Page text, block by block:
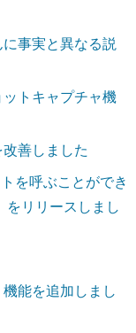
事実と異なる説
トキャプチャ機
善しました
を呼ぶことができ
をリリースしまし
機能を追加しまし